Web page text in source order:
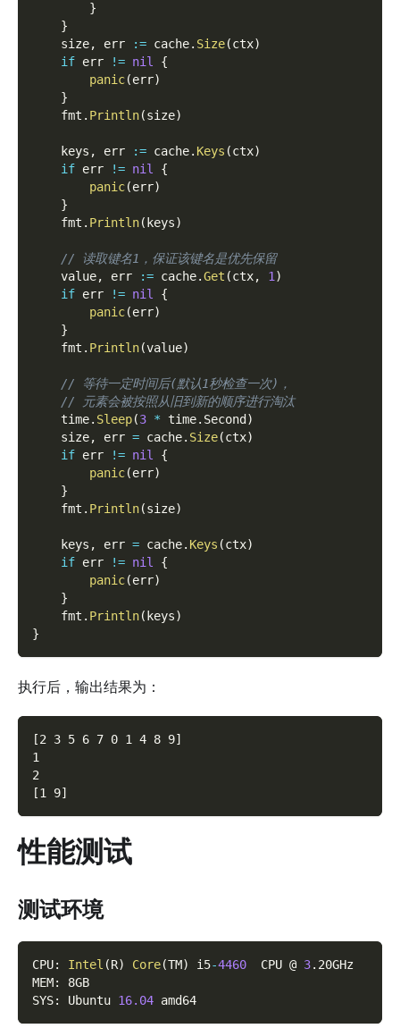
}
}
    size
, err := cache. Size(ctx)
if err != nil
{
panic(err)
}
    fmt
. Println(size)
    keys
, err := cache. Keys (ctx)
if err != nil
{
panic(err)
}
    fmt
. Println( keys)
// 读取键名1，保证该键名是优先保留
    value
, err := cache.Get (ctx, 1 )
if err != nil
{
panic(err)
}
    fmt
. Println(value)
// 等待一定时间后(默认1秒检查一次)，
// 元素会被按照从旧到新的顺序进行淘汰
    time
. Sleep(3 * time. Second )
    size
, err = cache. Size(ctx)
if err != nil
{
panic(err)
}
    fmt
. Println(size)
    keys
, err = cache. Keys (ctx)
if err != nil
{
panic(err)
}
    fmt
. Println( keys)
}
执行后，输出结果为：
[2 3 5 6 7 0 1 4 8 9]
1
2
[1 9]
性能测试
测试环境
CPU: Intel (R) Core(TM) i5-4460
  CPU @
3. 20GHz
MEM:
8GB
SYS: Ubuntu 16.04 amd64